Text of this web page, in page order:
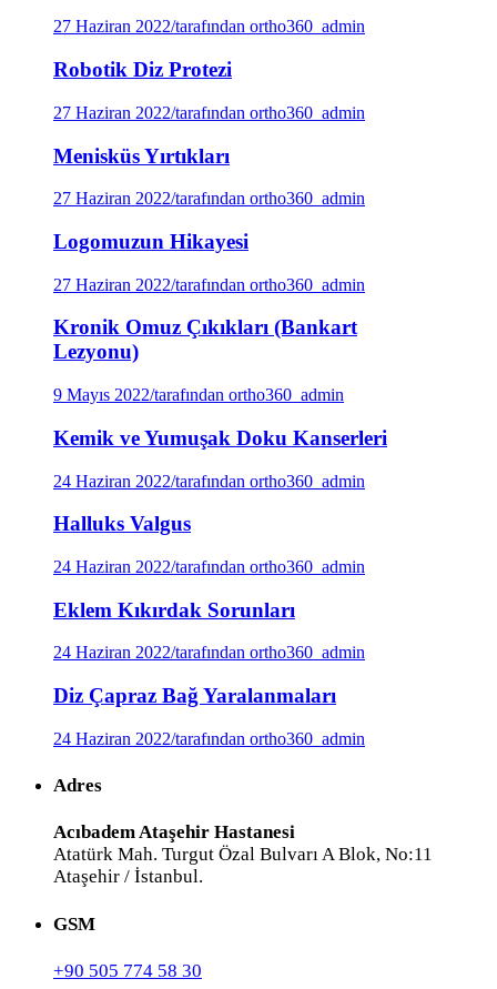
27 Haziran 2022/tarafından ortho360_admin
Robotik Diz Protezi
27 Haziran 2022/tarafından ortho360_admin
Menisküs Yırtıkları
27 Haziran 2022/tarafından ortho360_admin
Logomuzun Hikayesi
27 Haziran 2022/tarafından ortho360_admin
Kronik Omuz Çıkıkları (Bankart
Lezyonu)
9 Mayıs 2022/tarafından ortho360_admin
Kemik ve Yumuşak Doku Kanserleri
24 Haziran 2022/tarafından ortho360_admin
Halluks Valgus
24 Haziran 2022/tarafından ortho360_admin
Eklem Kıkırdak Sorunları
24 Haziran 2022/tarafından ortho360_admin
Diz Çapraz Bağ Yaralanmaları
24 Haziran 2022/tarafından ortho360_admin
Adres
Acıbadem Ataşehir Hastanesi
Atatürk Mah. Turgut Özal Bulvarı A Blok, No:11
Ataşehir / İstanbul.
GSM
+90 505 774 58 30